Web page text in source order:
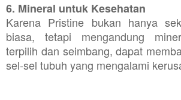
6. Mineral untuk Kesehatan
Karena Pristine bukan hanya
biasa, tetapi mengandung
terpilih dan seimbang, dapat
sel-sel tubuh yang mengalami